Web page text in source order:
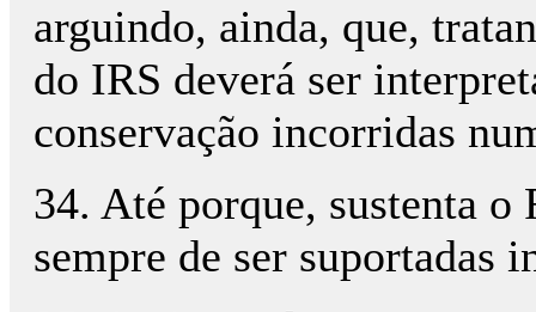
arguindo, ainda, que,
do IRS deverá ser
conservação incorridas
34. Até porque, sustenta o
sempre de ser suportadas